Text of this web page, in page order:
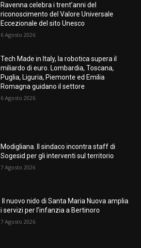
Ravenna celebra i trent’anni del
riconoscimento del Valore Universale
Eccezionale del sito Unesco
6 Agosto 2026
Tech Made in Italy, la robotica supera il
miliardo di euro. Lombardia, Toscana,
Puglia, Liguria, Piemonte ed Emilia
Romagna guidano il settore
6 Agosto 2026
Modigliana. Il sindaco incontra staff di
Sogesid per gli interventi sul territorio
7 Agosto 2026
Il nuovo nido di Santa Maria Nuova amplia
i servizi per l’infanzia a Bertinoro
7 Agosto 2026